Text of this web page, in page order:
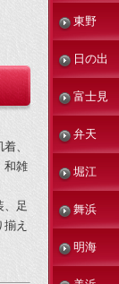
、
和雑
、足
え
東野
日の出
富士見
弁天
堀江
舞浜
明海